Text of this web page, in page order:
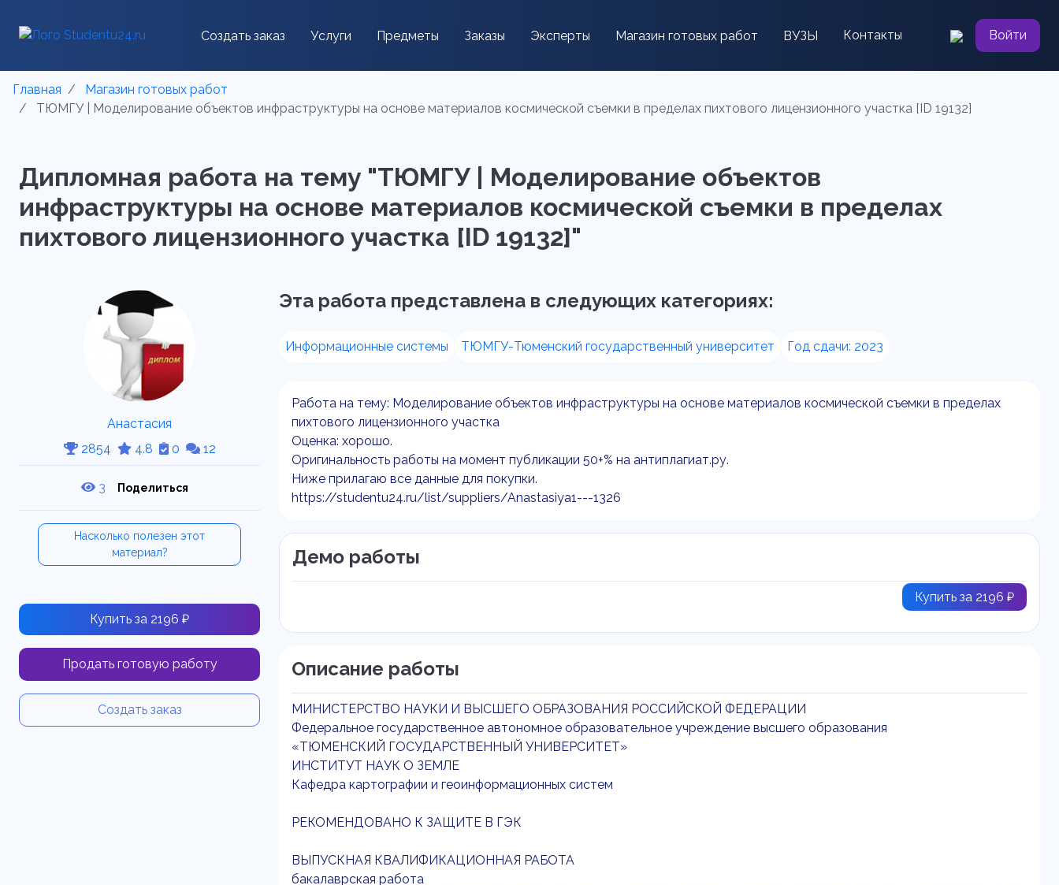
Создать заказ Услуги Предметы Заказы Эксперты Магазин готовых работ ВУЗЫ Контакты Войти
Главная
Магазин готовых работ
ТЮМГУ | Моделирование объектов инфраструктуры на основе материалов космической съемки в пределах пихтового лицензионного участка [ID 19132]
Дипломная работа на тему "ТЮМГУ | Моделирование объектов
инфраструктуры на основе материалов космической съемки в пределах
пихтового лицензионного участка [ID 19132]"
Анастасия
2854
4.8 0 12
3 Поделиться
Насколько полезен этот
материал?
Купить за 2196 ₽
Продать готовую работу
Создать заказ
Эта работа представлена в следующих категориях:
Информационные системы ТЮМГУ-Тюменский государственный университет Год сдачи: 2023
Работа на тему: Моделирование объектов инфраструктуры на основе материалов космической съемки в пределах
пихтового лицензионного участка
Оценка: хорошо.
Оригинальность работы на момент публикации 50+% на антиплагиат.ру.
Ниже прилагаю все данные для покупки.
https://studentu24.ru/list/suppliers/Anastasiya1---1326
Демо работы
Купить за 2196 ₽
Описание работы
МИНИСТЕРСТВО НАУКИ И ВЫСШЕГО ОБРАЗОВАНИЯ РОССИЙСКОЙ ФЕДЕРАЦИИ
Федеральное государственное автономное образовательное учреждение высшего образования
«ТЮМЕНСКИЙ ГОСУДАРСТВЕННЫЙ УНИВЕРСИТЕТ»
ИНСТИТУТ НАУК О ЗЕМЛЕ
Кафедра картографии и геоинформационных систем
РЕКОМЕНДОВАНО К ЗАЩИТЕ В ГЭК
ВЫПУСКНАЯ КВАЛИФИКАЦИОННАЯ РАБОТА
бакалаврская работа